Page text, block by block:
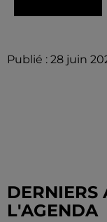
Publié : 28 juin
DERNIERS
L'AGENDA